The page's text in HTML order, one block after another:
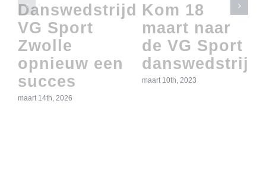
Danswedstrijd
VG Sport
Zwolle
opnieuw een
succes
maart 14th, 2026
Kom 18
maart naar
de VG Sport
danswedstrijd!
maart 10th, 2023